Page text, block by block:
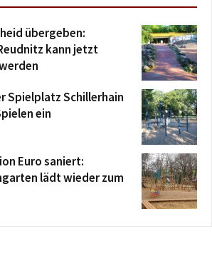
übergeben:
kann jetzt
Spielplatz Schillerhain
ein
Euro saniert:
lädt wieder zum